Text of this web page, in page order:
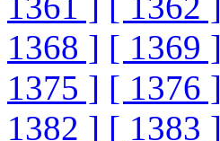
1368 ] [ 1369 ]
1375 ] [ 1376 ]
1382 ] [ 1383 ]